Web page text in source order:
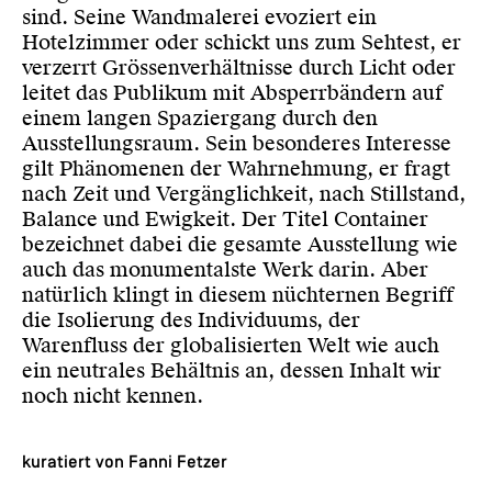
sind. Seine Wandmalerei evoziert ein
Hotelzimmer oder schickt uns zum Sehtest, er
verzerrt Grössenverhältnisse durch Licht oder
leitet das Publikum mit Absperrbändern auf
einem langen Spaziergang durch den
Ausstellungsraum. Sein besonderes Interesse
gilt Phänomenen der Wahrnehmung, er fragt
nach Zeit und Vergänglichkeit, nach Stillstand,
Balance und Ewigkeit. Der Titel Container
bezeichnet dabei die gesamte Ausstellung wie
auch das monumentalste Werk darin. Aber
natürlich klingt in diesem nüchternen Begriff
die Isolierung des Individuums, der
Warenfluss der globalisierten Welt wie auch
ein neutrales Behältnis an, dessen Inhalt wir
noch nicht kennen.
kuratiert von Fanni Fetzer